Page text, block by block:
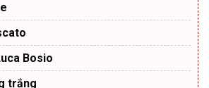
Bosio
trắng